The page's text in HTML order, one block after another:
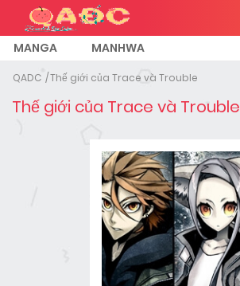
MANGA MANHWA
QADC Thế giới của Trace và Trouble
Thế giới của Trace và Trouble